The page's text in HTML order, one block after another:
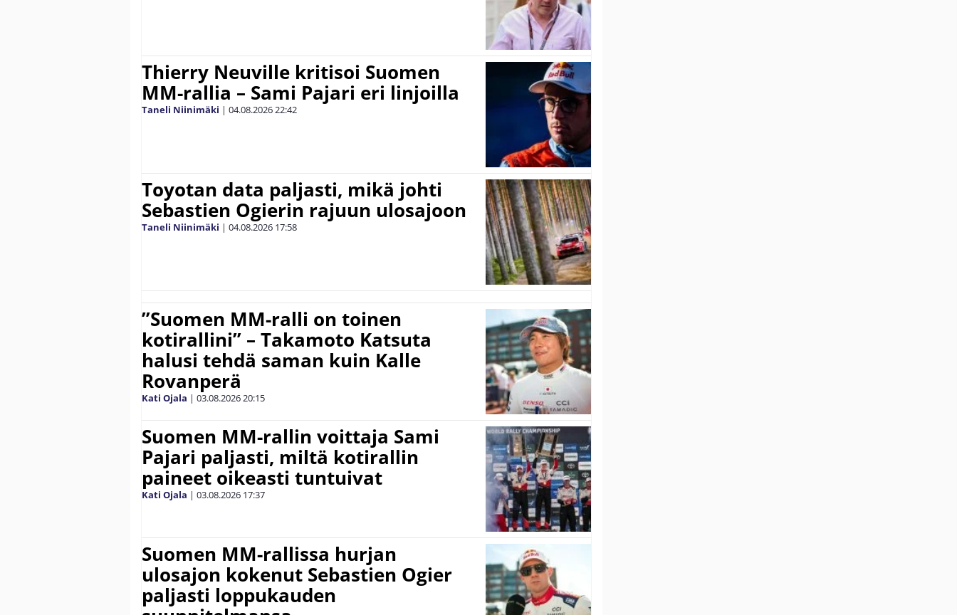
Thierry Neuville kritisoi Suomen
MM-rallia – Sami Pajari eri linjoilla
Taneli Niinimäki | 04.08.202622:42
Toyotan data paljasti, mikä johti
Sebastien Ogierin rajuun ulosajoon
Taneli Niinimäki | 04.08.2026 17:58
”Suomen MM-ralli on toinen
kotirallini” – Takamoto Katsuta
halusi tehdä saman kuin Kalle
Rovanperä
Kati Ojala | 03.08.202620:15
Suomen MM-rallin voittaja Sami
Pajari paljasti, miltä kotirallin
paineet oikeasti tuntuivat
Kati Ojala | 03.08.2026 17:37
Suomen MM-rallissa hurjan
ulosajon kokenut Sebastien Ogier
paljasti loppukauden